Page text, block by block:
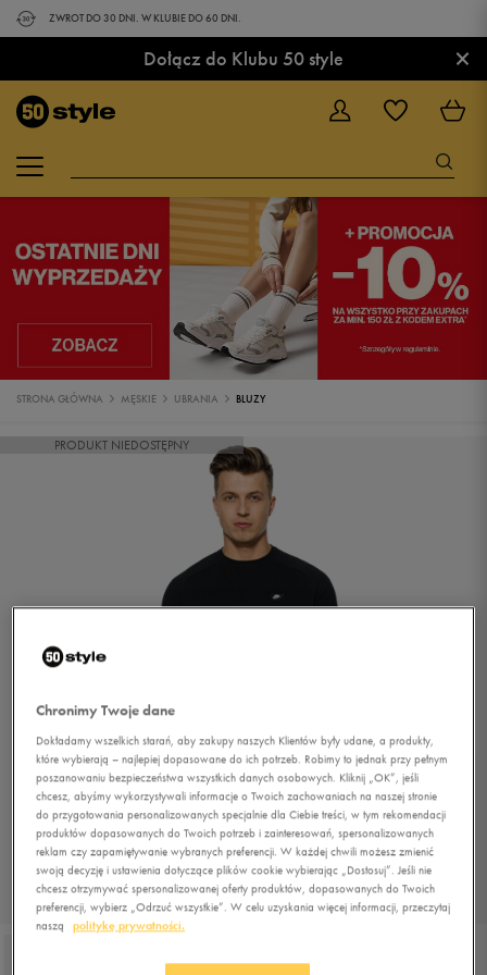
ZWROT DO 30 DNI. W KLUBIE DO 60 DNI.
Dołącz do Klubu 50 style ×
STRONA GŁÓWNA MĘSKIE UBRANIA BLUZY
PRODUKT NIEDOSTĘPNY
1/4
Chronimy Twoje dane
Dokładamy wszelkich starań, aby zakupy naszych Klientów były udane, a produkty,
które wybierają – najlepiej dopasowane do ich potrzeb. Robimy to jednak przy pełnym
poszanowaniu bezpieczeństwa wszystkich danych osobowych. Kliknij „OK”, jeśli
chcesz, abyśmy wykorzystywali informacje o Twoich zachowaniach na naszej stronie
do przygotowania personalizowanych specjalnie dla Ciebie treści, w tym rekomendacji
produktów dopasowanych do Twoich potrzeb i zainteresowań, spersonalizowanych
reklam czy zapamiętywanie wybranych preferencji. W każdej chwili możesz zmienić
swoją decyzję i ustawienia dotyczące plików cookie wybierając „Dostosuj”. Jeśli nie
chcesz otrzymywać spersonalizowanej oferty produktów, dopasowanych do Twoich
preferencji, wybierz „Odrzuć wszystkie”. W celu uzyskania więcej informacji, przeczytaj
naszą
politykę prywatności.